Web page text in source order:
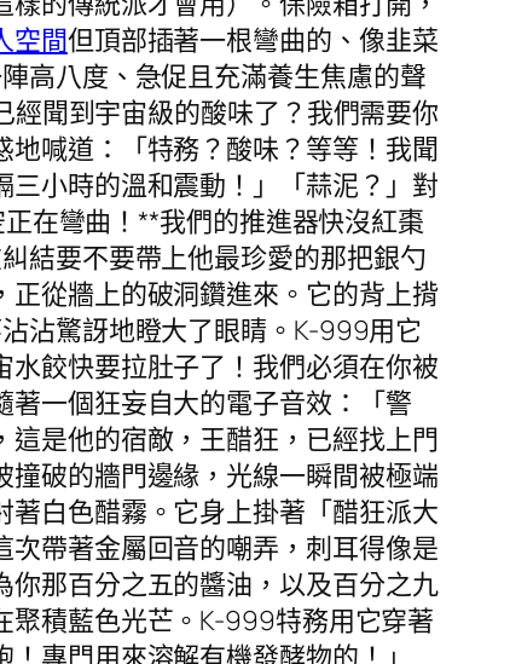
空間但頂部插著一根彎曲的、像韭菜
高八度、急促且充滿養生焦慮的聲
聞到宇宙級的酸味了？我們需要你
喊道：「特務？酸味？等等！我聞
小時的溫和震動！」「蒜泥？」對
在彎曲！**我們的推進器快沒紅棗
結要不要帶上他最珍愛的那把銀勺
從牆上的破洞鑽進來。它的背上揹
沾驚訝地瞪大了眼睛。K-999用它
餃快要拉肚子了！我們必須在你被
一個狂妄自大的電子音效：「警
這是他的宿敵，王醋狂，已經找上門
破的牆門邊緣，光線一瞬間被極端
白色醋霧。它身上掛著「醋狂派大
次帶著金屬回音的嘲弄，刺耳得像是
那百分之五的醬油，以及百分之九
聚積藍色光芒。K-999特務用它穿著